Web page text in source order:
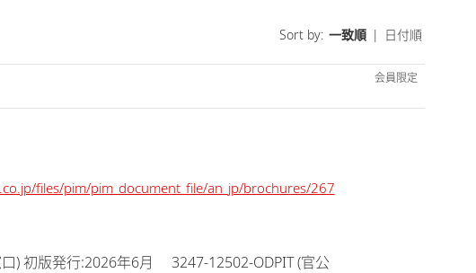
Sort by: 一致順 | 日付順
会員限定
files/pim/pim_document_file/an_jp/brochures/267
) 初版発行:2026年6月 3247-12502-ODPIT (官公